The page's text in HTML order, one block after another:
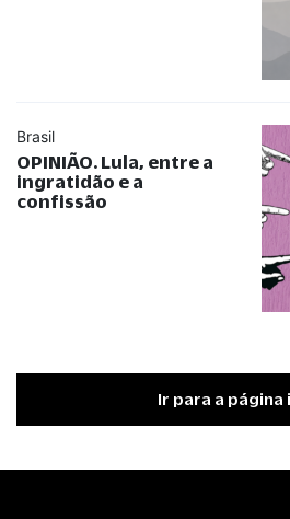
Brasil
OPINIÃO. Lula, entre a
ingratidão e a
confissão
Ir para a página